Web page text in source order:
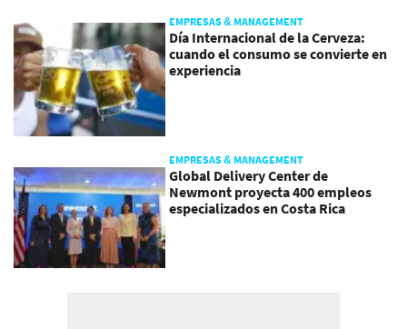
EMPRESAS & MANAGEMENT
Día Internacional de la Cerveza:
cuando el consumo se convierte en
experiencia
EMPRESAS & MANAGEMENT
Global Delivery Center de
Newmont proyecta 400 empleos
especializados en Costa Rica